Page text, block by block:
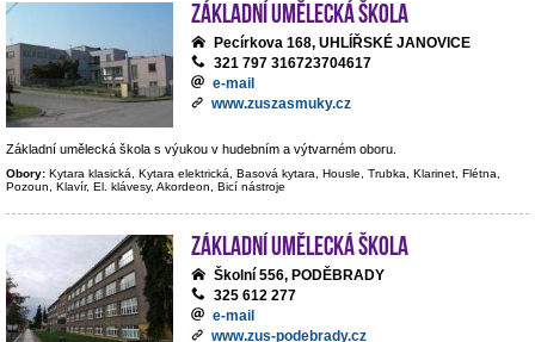
Základní umělecká škola
Pecírkova 168, UHLÍŘSKÉ JANOVICE
321 797 316723704617
e-mail
www.zuszasmuky.cz
Základní umělecká škola s výukou v hudebním a výtvarném oboru.
Obory: Kytara klasická, Kytara elektrická, Basová kytara, Housle, Trubka, Klarinet, Flétna,
Pozoun, Klavír, El. klávesy, Akordeon, Bicí nástroje
Základní umělecká škola
Školní 556, PODĚBRADY
325 612 277
e-mail
www.zus-podebrady.cz